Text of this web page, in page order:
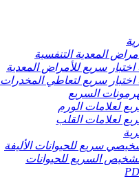
المعدية التنفسية
سريع للأمراض المعدية
سريع لتعاطي المخدرات
السريع
لعلامات الورم
لعلامات القلب
سريع للحيوانات الأليفة
السريع للحيوانات